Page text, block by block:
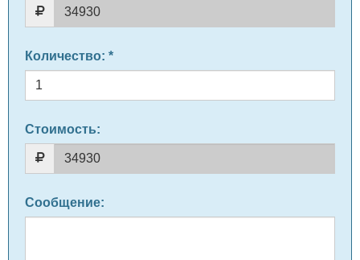
Количество: *
Стоимость:
Сообщение: